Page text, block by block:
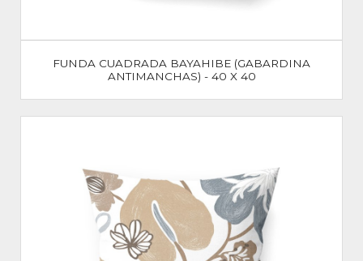
FUNDA CUADRADA BAYAHIBE (GABARDINA
ANTIMANCHAS) - 40 X 40